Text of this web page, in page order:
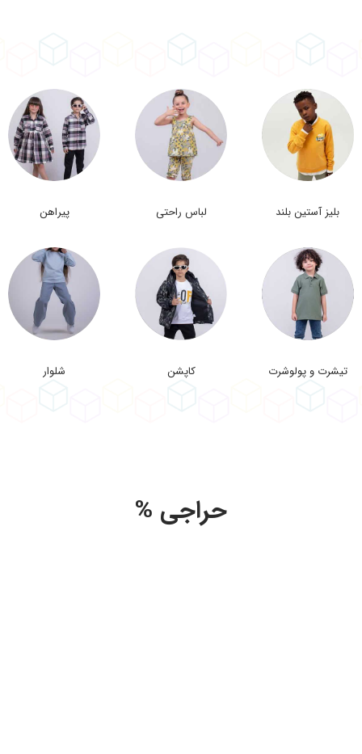
بلیز آستین بلند لباس راحتی پیراهن
تیشرت و پولوشرت کاپشن شلوار
حراجی %